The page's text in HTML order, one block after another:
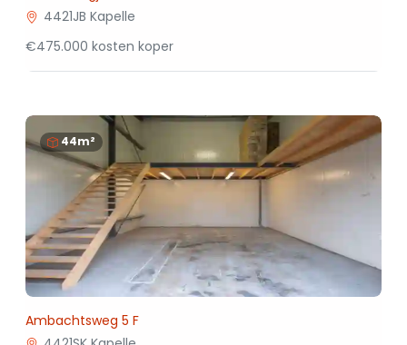
4421JB Kapelle
€475.000 kosten koper
44m²
Ambachtsweg 5 F